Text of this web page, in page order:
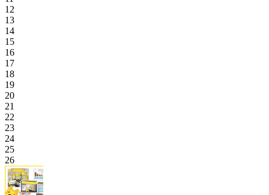
12
13
14
15
16
17
18
19
20
21
22
23
24
25
26